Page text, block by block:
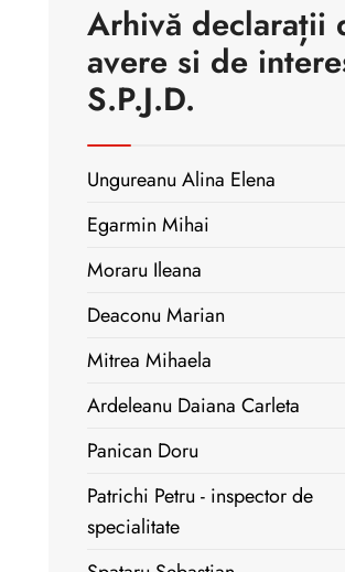
Arhivă declarații
avere si de
S.P.J.D.
Ungureanu Alina Elena
Egarmin Mihai
Moraru Ileana
Deaconu Marian
Mitrea Mihaela
Ardeleanu Daiana Carleta
Panican Doru
Patrichi Petru - inspector de
specialitate